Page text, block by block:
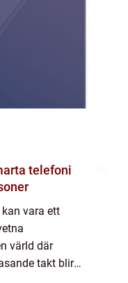
vara ett
värld där
takt blir